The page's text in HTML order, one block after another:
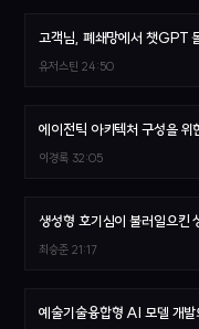
고객님, 폐쇄망에서 챗GPT
유저스틴 24:50
에이전틱 아키텍처 구성을 위
이경록 32:05
생성형 호기심이 불러일으킨
최승준 21:17
예술기술융합형 AI 모델 개